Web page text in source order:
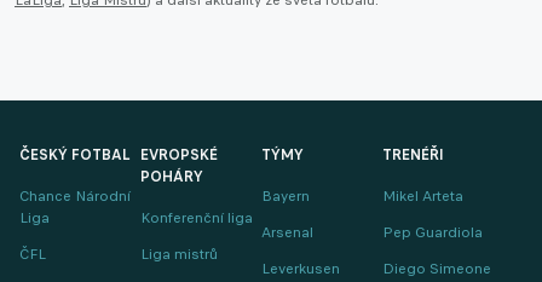
ČESKÝ FOTBAL
Chance Národní
Liga
ČFL
EVROPSKÉ
POHÁRY
Konferenční liga
Liga mistrů
TÝMY
Bayern
Arsenal
Leverkusen
TRENÉŘI
Mikel Arteta
Pep Guardiola
Diego Simeone